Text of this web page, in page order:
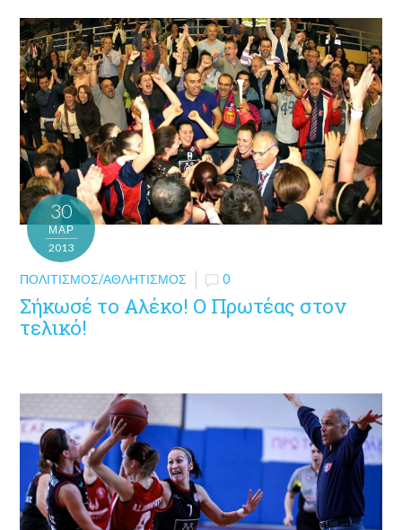
30
ΜΑΡ
2013
ΠΟΛΙΤΙΣΜΌΣ/ΑΘΛΗΤΙΣΜΌΣ 0
Σήκωσέ το Αλέκο! Ο Πρωτέας στον
τελικό!